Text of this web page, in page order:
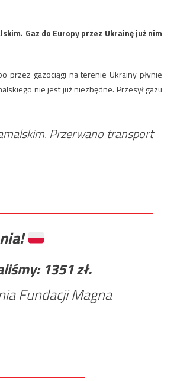
Gaz do Europy przez Ukrainę już nim
przez gazociągi na terenie Ukrainy płynie
nie jest już niezbędne. Przesył gazu
Przerwano transport
1351zł.
Fundacji Magna